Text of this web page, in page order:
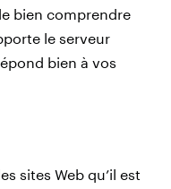
bien comprendre
le serveur
bien à vos
sites Web qu’il est